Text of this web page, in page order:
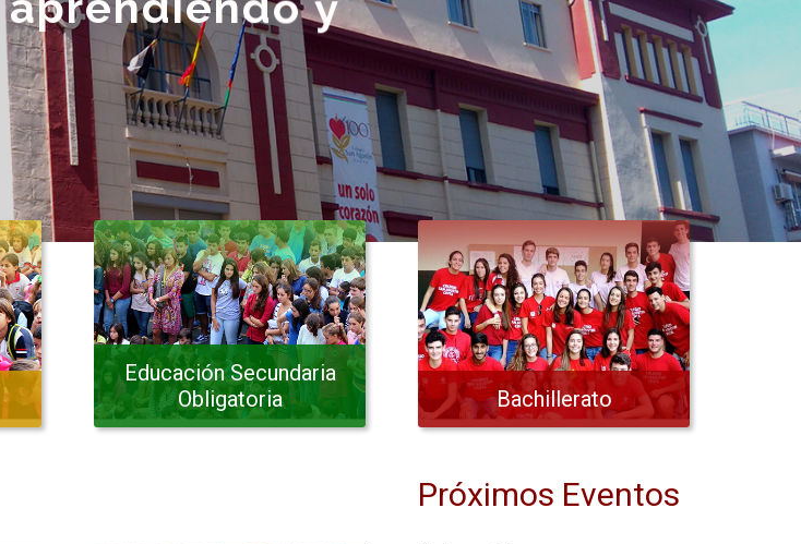
and o juntos
Educación Secundaria
Obligatoria
Bachillerato
Próximos Eventos